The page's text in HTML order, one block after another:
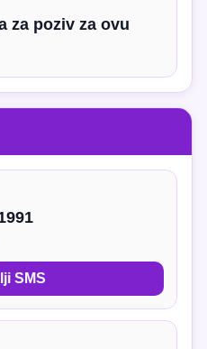
za poziv za ovu
SMS